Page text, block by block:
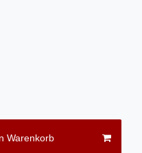
Warenkorb